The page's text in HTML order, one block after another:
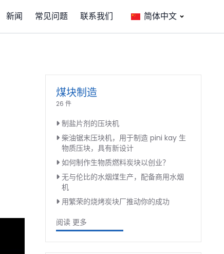
新闻 常见问题 联系我们 简体中文
煤块制造
26 件
制盐片剂的压块机
柴油锯末压块机，用于制造 pini kay 生
物质压块，具有新设计
如何制作生物质燃料炭块以创业？
无与伦比的水烟煤生产，配备商用水烟
机
用繁荣的烧烤炭块厂推动你的成功
阅读 更多